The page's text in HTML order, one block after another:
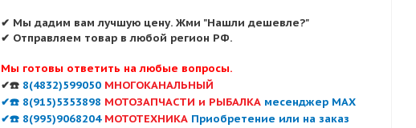
✔ Мы дадим вам лучшую цену. Жми "Нашли дешевле?"
✔ Отправляем товар в любой регион РФ.
Мы готовы ответить на любые вопросы.
✔☎️ 8(4832)599050 МНОГОКАНАЛЬНЫЙ
✔☎️ 8(915)5353898 МОТОЗАПЧАСТИ и РЫБАЛКА месенджер MAX
✔☎️ 8(995)9068204 МОТОТЕХНИКА Приобретение или на заказ